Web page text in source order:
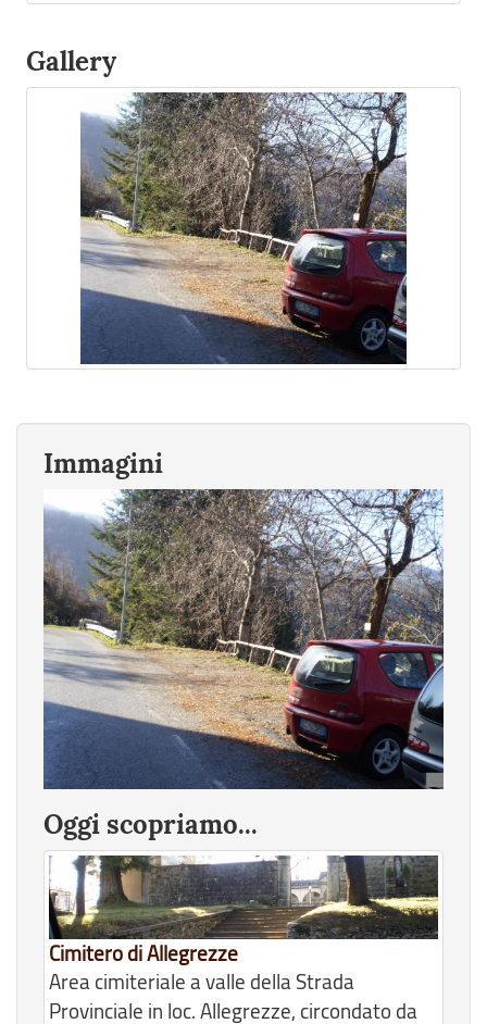
Gallery
Immagini
Oggi scopriamo...
Cimitero di Allegrezze
Area cimiteriale a valle della Strada
Provinciale in loc. Allegrezze, circondato da